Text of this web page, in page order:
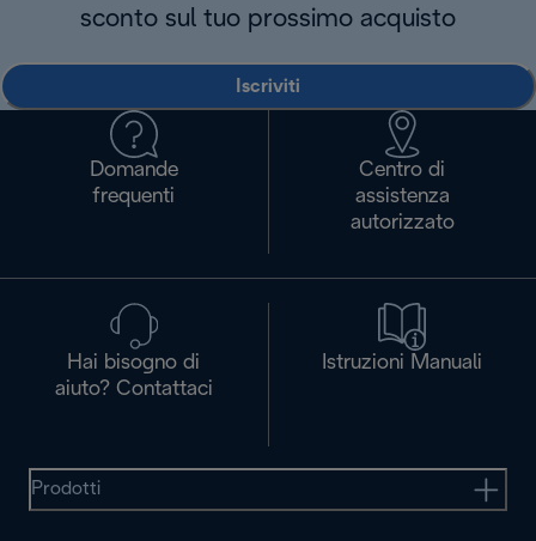
sconto sul tuo prossimo acquisto
Iscriviti
Domande
frequenti
Centro di
assistenza
autorizzato
Hai bisogno di
aiuto? Contattaci
Istruzioni Manuali
Prodotti